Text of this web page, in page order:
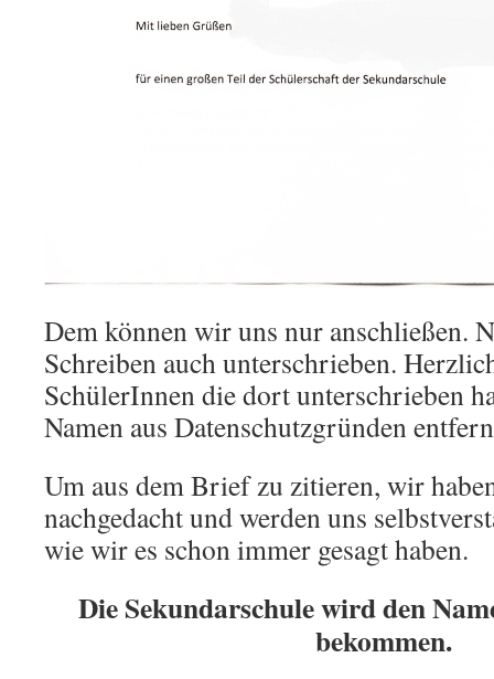
Dem können wir uns nur anschließen.
Schreiben auch unterschrieben.
SchülerInnen die dort unterschrieben
Namen aus Datenschutzgründen
Um aus dem Brief zu zitieren, wir
nachgedacht und werden uns
wie wir es schon immer gesagt haben.
Die Sekundarschule wird den
bekommen.